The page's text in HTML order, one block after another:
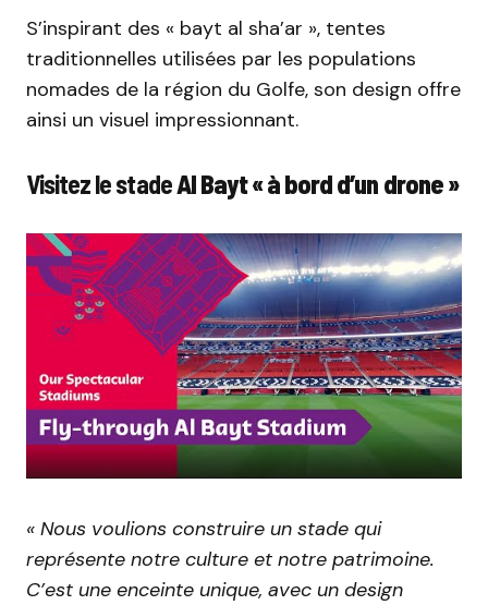
S’inspirant des « bayt al sha’ar », tentes
traditionnelles utilisées par les populations
nomades de la région du Golfe, son design offre
ainsi un visuel impressionnant.
Visitez le stadeAlBayt « à bord d’un drone »
« Nous voulions construire un stade qui
représente notre culture et notre patrimoine.
C’est une enceinte unique, avec un design